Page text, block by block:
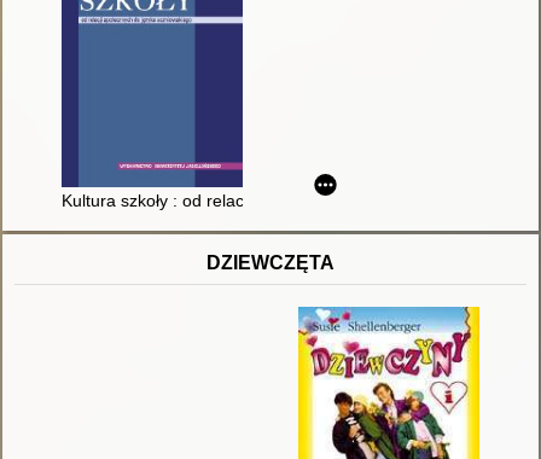
Kultura szkoły : od relacji społecznych do języka
DZIEWCZĘTA